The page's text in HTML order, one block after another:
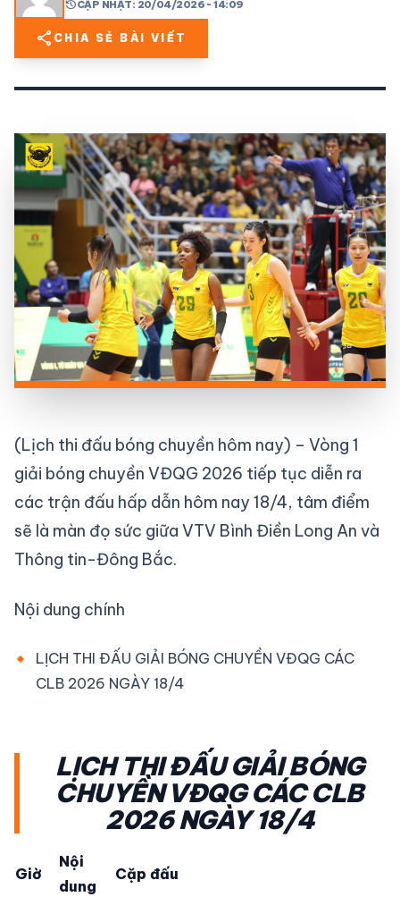
mail
historyCẬP NHẬT: 20/04/2026 - 14:09
share CHIA SẺ BÀI VIẾT
(Lịch thi đấu bóng chuyền hôm nay) – Vòng 1
giải bóng chuyền VĐQG 2026 tiếp tục diễn ra
các trận đấu hấp dẫn hôm nay 18/4, tâm điểm
sẽ là màn đọ sức giữa VTV Bình Điền Long An và
Thông tin-Đông Bắc.
Nội dung chính
LỊCH THI ĐẤU GIẢI BÓNG CHUYỀN VĐQG CÁC
CLB 2026 NGÀY 18/4
LỊCH THI ĐẤU GIẢI BÓNG
CHUYỀN VĐQG CÁC CLB
2026 NGÀY 18/4
Giờ
Nội
dung
Cặp đấu